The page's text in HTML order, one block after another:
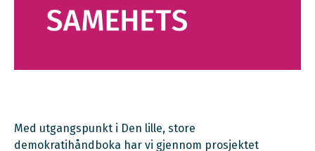
Med utgangspunkt i Den lille, store
demokratihåndboka har vi gjennom prosjektet